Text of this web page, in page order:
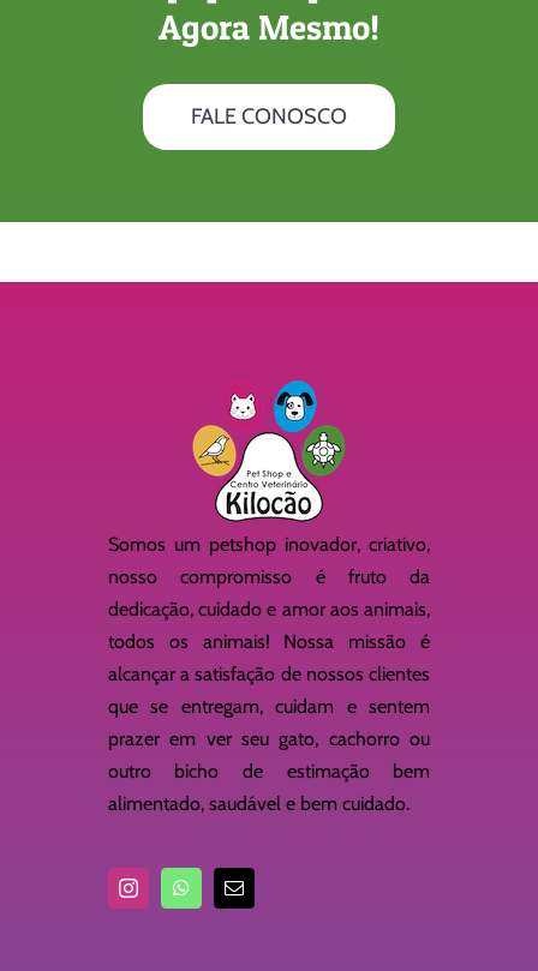
Agora Mesmo!
FALE CONOSCO
Somos um petshop inovador, criativo,
nosso compromisso é fruto da
dedicação, cuidado e amor aos animais,
todos os animais! Nossa missão é
alcançar a satisfação de nossos clientes
que se entregam, cuidam e sentem
prazer em ver seu gato, cachorro ou
outro bicho de estimação bem
alimentado, saudável e bem cuidado.